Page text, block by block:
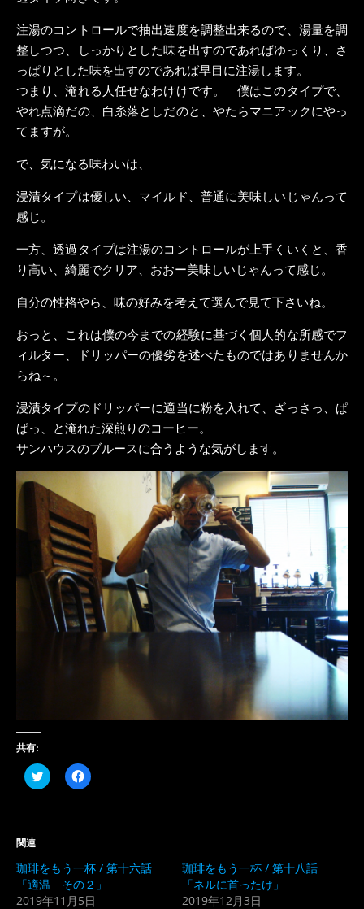
注湯のコントロールで抽出速度を調整出来るので、湯量を調
整しつつ、しっかりとした味を出すのであればゆっくり、さ
っぱりとした味を出すのであれば早目に注湯します。
つまり、淹れる人任せなわけけです。 僕はこのタイプで、
やれ点滴だの、白糸落としだのと、やたらマニアックにやっ
てますが。
で、気になる味わいは、
浸漬タイプは優しい、マイルド、普通に美味しいじゃんって
感じ。
一方、透過タイプは注湯のコントロールが上手くいくと、香
り高い、綺麗でクリア、おおー美味しいじゃんって感じ。
自分の性格やら、味の好みを考えて選んで見て下さいね。
おっと、これは僕の今までの経験に基づく個人的な所感でフ
ィルター、ドリッパーの優劣を述べたものではありませんか
らね～。
浸漬タイプのドリッパーに適当に粉を入れて、ざっさっ、ぱ
ぱっ、と淹れた深煎りのコーヒー。
サンハウスのブルースに合うような気がします。
共有:
ク
リ
有
(新
し
い
Facebook
で
リ
ッ
ク
し
関連
珈琲をもう一杯 / 第十六話
「適温 その２」
2019年11月5日
珈琲をもう一杯 / 第十八話
「ネルに首ったけ」
2019年12月3日